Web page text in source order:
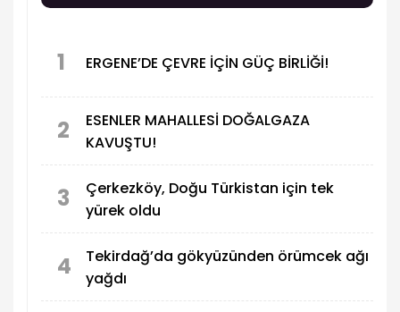
1 ERGENE’DE ÇEVRE İÇİN GÜÇ BİRLİĞİ!
2
ESENLER MAHALLESİ DOĞALGAZA
KAVUŞTU!
3
Çerkezköy, Doğu Türkistan için tek
yürek oldu
4
Tekirdağ’da gökyüzünden örümcek ağı
yağdı